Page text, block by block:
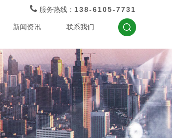
服务热线： 138-6105-7731
新闻资讯 联系我们